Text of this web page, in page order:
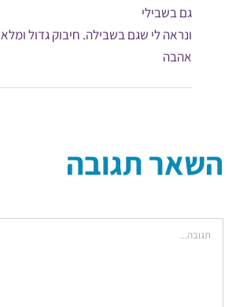
גם בשבילי
ונראה לי שגם בשבילה. חיבוק גדול ומלא
אהבה
השאר תגובה